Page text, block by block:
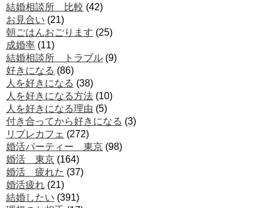
結婚相談所 比較 (42)
お見合い (21)
朝ごはんおごります (25)
成婚率 (11)
結婚相談所 トラブル (9)
好きになる (86)
人を好きになる (38)
人を好きになる方法 (10)
人を好きになる理由 (5)
付き合ってから好きになる (3)
リプレカフェ (272)
婚活パーティー 東京 (98)
婚活 東京 (164)
婚活 疲れた (37)
婚活疲れ (21)
結婚したい (391)